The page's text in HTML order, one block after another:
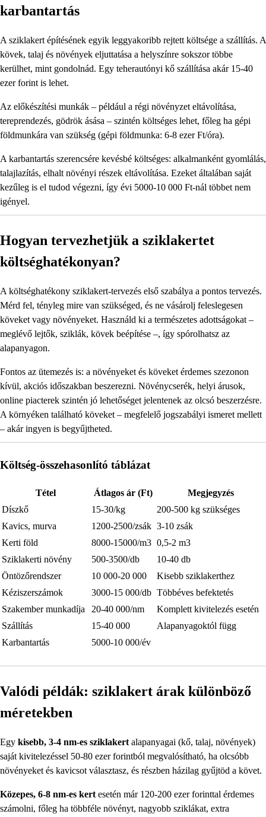
karbantartás
A sziklakert építésének egyik leggyakoribb rejtett költsége a szállítás. A
kövek, talaj és növények eljuttatása a helyszínre sokszor többe
kerülhet, mint gondolnád. Egy teherautónyi kő szállítása akár 15-40
ezer forint is lehet.
Az előkészítési munkák – például a régi növényzet eltávolítása,
tereprendezés, gödrök ásása – szintén költséges lehet, főleg ha gépi
földmunkára van szükség (gépi földmunka: 6-8 ezer Ft/óra).
A karbantartás szerencsére kevésbé költséges: alkalmanként gyomlálás,
talajlazítás, elhalt növényi részek eltávolítása. Ezeket általában saját
kezűleg is el tudod végezni, így évi 5000-10 000 Ft-nál többet nem
igényel.
Hogyan tervezhetjük a sziklakertet
költséghatékonyan?
A költséghatékony sziklakert-tervezés első szabálya a pontos tervezés.
Mérd fel, tényleg mire van szükséged, és ne vásárolj feleslegesen
köveket vagy növényeket. Használd ki a természetes adottságokat –
meglévő lejtők, sziklák, kövek beépítése –, így spórolhatsz az
alapanyagon.
Fontos az ütemezés is: a növényeket és köveket érdemes szezonon
kívül, akciós időszakban beszerezni. Növénycserék, helyi árusok,
online piacterek szintén jó lehetőséget jelentenek az olcsó beszerzésre.
A környéken található köveket – megfelelő jogszabályi ismeret mellett
– akár ingyen is begyűjtheted.
Költség-összehasonlító táblázat
Tétel Átlagos ár (Ft)
Megjegyzés
Díszkő
15-30/kg
200-500 kg szükséges
Kavics, murva
1200-2500/zsák 3-10 zsák
Kerti föld
8000-15000/m3 0,5-2 m3
Sziklakerti növény
500-3500/db
10-40 db
Öntözőrendszer
10 000-20 000
Kisebb sziklakerthez
Kéziszerszámok
3000-15 000/db Többéves befektetés
Szakember munkadíja
20-40 000/nm
Komplett kivitelezés esetén
Szállítás
15-40 000
Alapanyagoktól függ
Karbantartás
5000-10 000/év
Valódi példák: sziklakert árak különböző
méretekben
Egy kisebb, 3-4 nm-es sziklakert alapanyagai (kő, talaj, növények)
saját kivitelezéssel 50-80 ezer forintból megvalósítható, ha olcsóbb
növényeket és kavicsot választasz, és részben házilag gyűjtöd a követ.
Közepes, 6-8 nm-es kert esetén már 120-200 ezer forinttal érdemes
számolni, főleg ha többféle növényt, nagyobb sziklákat, extra